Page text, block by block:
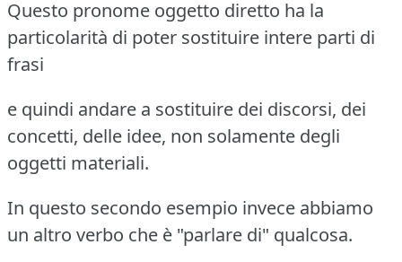
Questo pronome oggetto diretto ha la
particolarità di poter sostituire intere parti di
frasi
e quindi andare a sostituire dei discorsi, dei
concetti, delle idee, non solamente degli
oggetti materiali.
In questo secondo esempio invece abbiamo
un altro verbo che è "parlare di" qualcosa.